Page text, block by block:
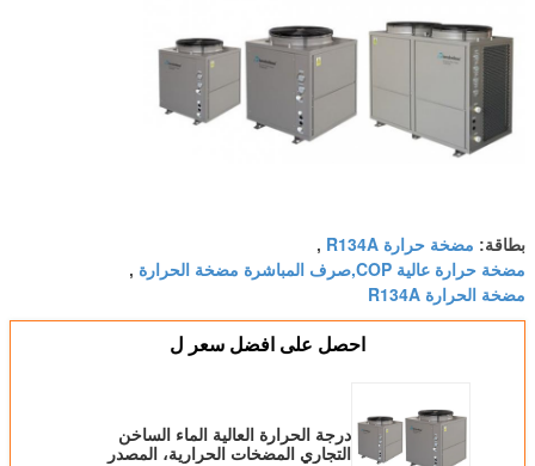
بطاقة: مضخة حرارة R134A ,
مضخة حرارة عالية COP,صرف المباشرة مضخة الحرارة ,
مضخة الحرارة R134A
احصل على افضل سعر ل
درجة الحرارة العالية الماء الساخن
التجاري المضخات الحرارية، المصدر